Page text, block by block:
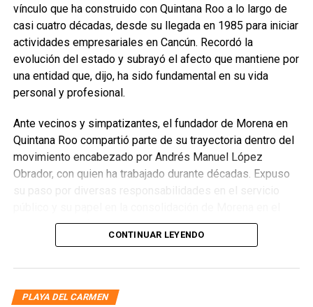
vínculo que ha construido con Quintana Roo a lo largo de
casi cuatro décadas, desde su llegada en 1985 para iniciar
actividades empresariales en Cancún. Recordó la
evolución del estado y subrayó el afecto que mantiene por
una entidad que, dijo, ha sido fundamental en su vida
personal y profesional.
Ante vecinos y simpatizantes, el fundador de Morena en
Quintana Roo compartió parte de su trayectoria dentro del
movimiento encabezado por Andrés Manuel López
Obrador, con quien ha trabajado durante décadas. Expuso
estado, donde fue el primer presidente del Comité
Ejecutivo Estatal y posteriormente delegado especial.
CONTINUAR LEYENDO
PLAYA DEL CARMEN